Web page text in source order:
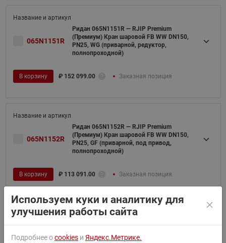
065N1151R
Ридан 065N1151R — RJIP Premium
(Премиум) Кран шаровой FB WW DN150,
PN25, WG (приварной, редуктор,
полнопроходной)
В корзину ₽ 152 099.00 Заказная позиция
065N1152R
Ридан 065N1152R — RJIP Premium
(Премиум) Кран шаровой FB WW DN150,
PN25, GF (приварной, под привод,
полнопроходной)
В корзину ₽ 113 091.00 Заказная позиция
065N1156R
Ридан 065N1156R — RJIP Premium
PN25, WG (приварной, редуктор,
Используем куки и аналитику для
улучшения работы сайта
Подробнее оcookies и Яндекс.Метрике.